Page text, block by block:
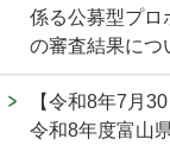
係る公募型プロ
の審査結果につ
【令和8年7月30
令和8年度富山